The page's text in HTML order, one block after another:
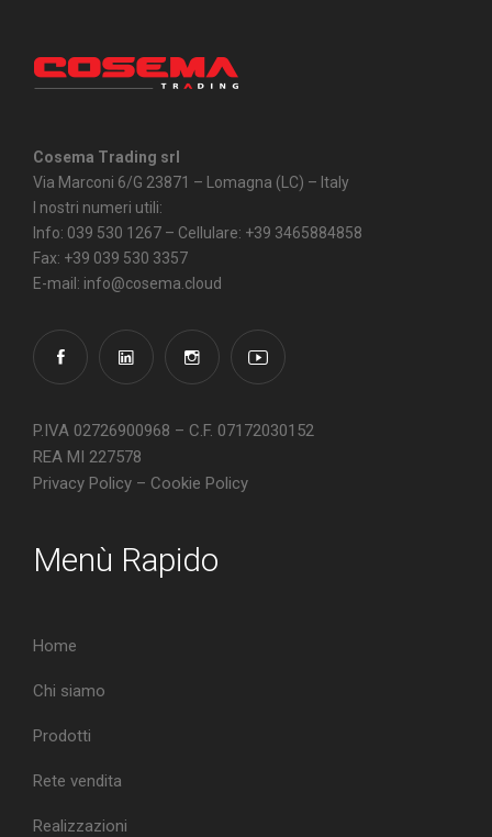
Cosema Trading srl
Via Marconi 6/G 23871 – Lomagna (LC) – Italy
I nostri numeri utili:
Info: 039 530 1267 – Cellulare: +39 3465884858
Fax: +39 039 530 3357
E-mail: info@cosema.cloud
P.IVA 02726900968 – C.F. 07172030152
REA MI 227578
Privacy Policy – Cookie Policy
Menù Rapido
Home
Chi siamo
Prodotti
Rete vendita
Realizzazioni